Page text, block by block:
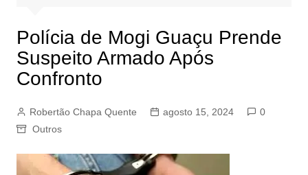
Polícia de Mogi Guaçu Prende
Suspeito Armado Após
Confronto
Robertão Chapa Quente agosto 15, 2024
0
Outros